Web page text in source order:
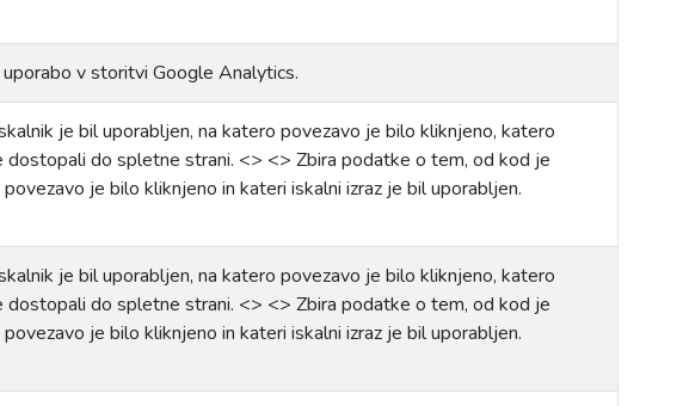
v storitvi Google Analytics.
je bil uporabljen, na katero povezavo je bilo kliknjeno, katero
do spletne strani. <> <> Zbira podatke o tem, od kod je
je bilo kliknjeno in kateri iskalni izraz je bil uporabljen.
je bil uporabljen, na katero povezavo je bilo kliknjeno, katero
do spletne strani. <> <> Zbira podatke o tem, od kod je
je bilo kliknjeno in kateri iskalni izraz je bil uporabljen.